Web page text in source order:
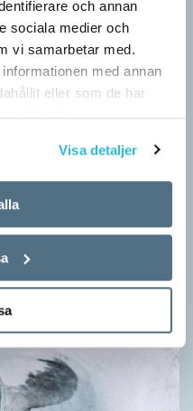
och annan
sociala medier och
vi samarbetar med.
med annan
eller som de har
tjänster.
Visa detaljer
Per Magnus
samt tänkare som